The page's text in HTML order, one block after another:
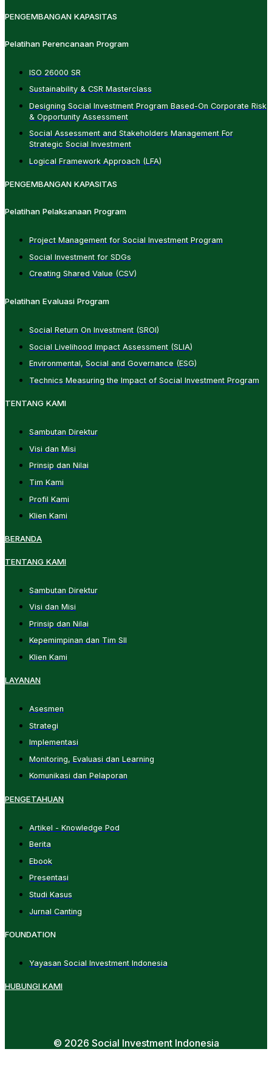
PENGEMBANGAN KAPASITAS
Pelatihan Perencanaan Program
ISO 26000 SR
Sustainability & CSR Masterclass
Designing Social Investment Program Based-On Corporate Risk
& Opportunity Assessment
Social Assessment and Stakeholders Management For
Strategic Social Investment
Logical Framework Approach (LFA)
PENGEMBANGAN KAPASITAS
Pelatihan Pelaksanaan Program
Project Management for Social Investment Program
Social Investment for SDGs
Creating Shared Value (CSV)
Pelatihan Evaluasi Program
Social Return On Investment (SROI)
Social Livelihood Impact Assessment (SLIA)
Environmental, Social and Governance (ESG)
Technics Measuring the Impact of Social Investment Program
TENTANG KAMI
Sambutan Direktur
Visi dan Misi
Prinsip dan Nilai
Tim Kami
Profil Kami
Klien Kami
BERANDA
TENTANG KAMI
Sambutan Direktur
Visi dan Misi
Prinsip dan Nilai
Kepemimpinan dan Tim SII
Klien Kami
LAYANAN
Asesmen
Strategi
Implementasi
Monitoring, Evaluasi dan Learning
Komunikasi dan Pelaporan
PENGETAHUAN
Artikel - Knowledge Pod
Berita
Ebook
Presentasi
Studi Kasus
Jurnal Canting
FOUNDATION
Yayasan Social Investment Indonesia
HUBUNGI KAMI
© 2026 Social Investment Indonesia